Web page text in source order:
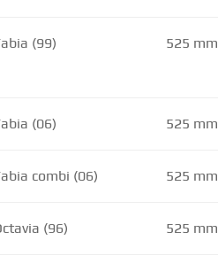
(99) 525
(06) 525
combi (06) 525
(96) 525